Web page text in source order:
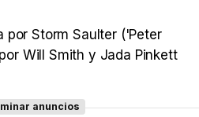
por Storm Saulter ('Peter
Will Smith y Jada Pinkett
anuncios